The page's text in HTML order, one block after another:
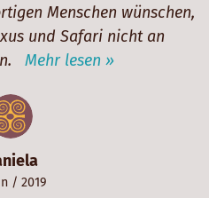
/ 2019
Menschen wünschen,
und Safari nicht an
Mehr lesen »